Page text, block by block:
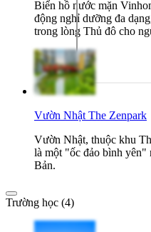
Biển hồ nước mặn
động nghỉ dưỡng đa
trong lòng Thủ đô cho
Vườn Nhật The Zenpark
Vườn Nhật, thuộc khu
là một "ốc đảo bình yên"
Bản.
Trường học (4)